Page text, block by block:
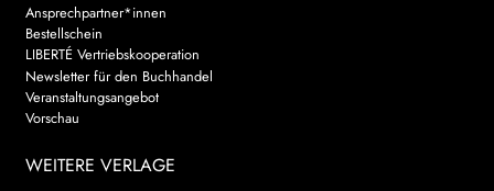
Ansprechpartner*innen
Bestellschein
LIBERTÉ Vertriebskooperation
Newsletter für den Buchhandel
Veranstaltungsangebot
Vorschau
WEITERE VERLAGE